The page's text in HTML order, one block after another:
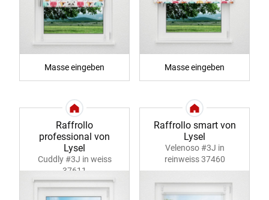
Masse eingeben Masse eingeben
Raffrollo
professional von
Lysel
Cuddly #3J in weiss
37611
Raffrollo smart von
Lysel
Velenoso #3J in
reinweiss 37460